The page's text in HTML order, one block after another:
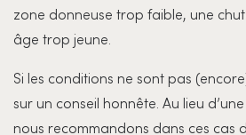
zone donneuse trop faible, une
âge trop jeune.
Si les conditions ne sont pas
sur un conseil honnête. Au lieu
nous recommandons dans ces cas